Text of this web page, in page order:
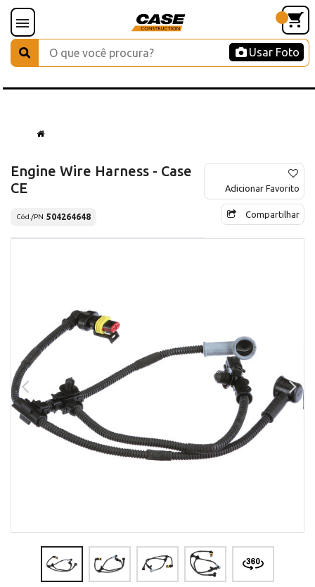
Usar Foto
Engine Wire Harness - Case
CE
Cód./PN 504264648
Adicionar Favorito
Compartilhar